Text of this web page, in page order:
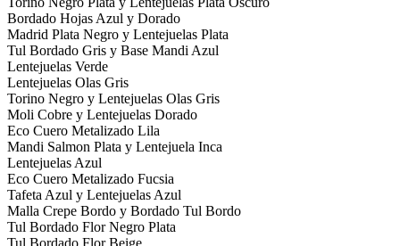
Bordado Hojas Azul y Dorado
Madrid Plata Negro y Lentejuelas Plata
Tul Bordado Gris y Base Mandi Azul
Lentejuelas Verde
Lentejuelas Olas Gris
Torino Negro y Lentejuelas Olas Gris
Moli Cobre y Lentejuelas Dorado
Eco Cuero Metalizado Lila
Mandi Salmon Plata y Lentejuela Inca
Lentejuelas Azul
Eco Cuero Metalizado Fucsia
Tafeta Azul y Lentejuelas Azul
Malla Crepe Bordo y Bordado Tul Bordo
Tul Bordado Flor Negro Plata
Tul Bordado Flor Beige